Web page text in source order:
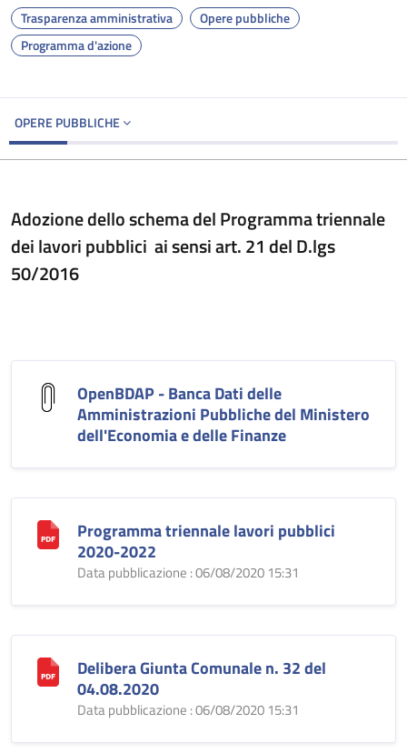
Trasparenza amministrativa
Opere pubbliche
Programma d'azione
OPERE PUBBLICHE
Adozione dello schema del Programma triennale
dei lavori pubblici ai sensi art. 21 del D.lgs
50/2016
OpenBDAP - Banca Dati delle
Amministrazioni Pubbliche del Ministero
dell'Economia e delle Finanze
Programma triennale lavori pubblici
2020-2022
Data pubblicazione : 06/08/2020 15:31
Delibera Giunta Comunale n. 32 del
04.08.2020
Data pubblicazione : 06/08/2020 15:31